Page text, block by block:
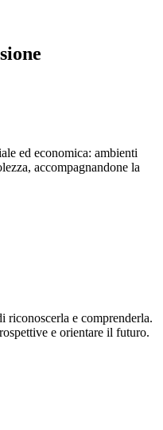
ed economica: ambienti
accompagnandone la
riconoscerla e comprenderla.
e orientare il futuro.